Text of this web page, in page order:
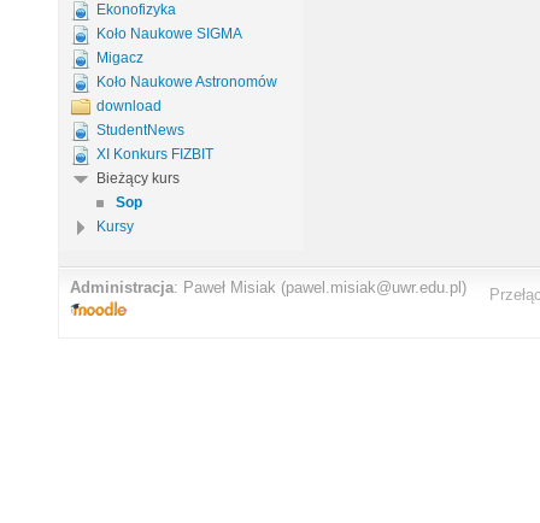
Ekonofizyka
Koło Naukowe SIGMA
Migacz
Koło Naukowe Astronomów
download
StudentNews
XI Konkurs FIZBIT
Bieżący kurs
Sop
Kursy
Administracja: Paweł Misiak (pawel.misiak@uwr.edu.pl)